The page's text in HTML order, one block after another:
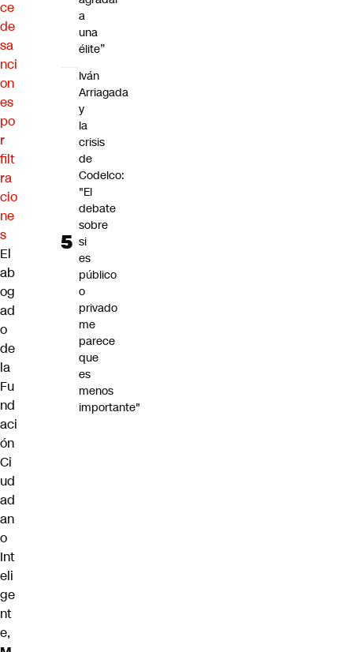
ce
de
sa
nci
on
es
po
r
filt
ra
cio
ne
s
El
ab
og
ad
o
de
la
Fu
nd
aci
ón
Ci
ud
ad
an
o
Int
eli
ge
nt
e,
a
una
élite”
Iván
Arriagada
y
la
crisis
de
Codelco:
"El
debate
sobre
si
es
público
o
privado
me
parece
que
es
menos
importante"